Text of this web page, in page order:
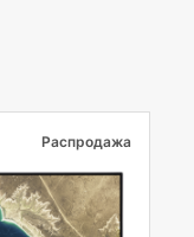
Распродажа